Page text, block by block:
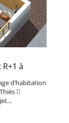
à
d’habitation
